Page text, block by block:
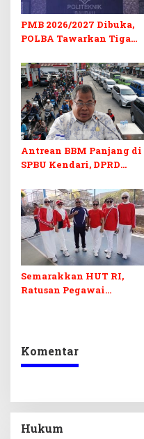
PMB 2026/2027 Dibuka,
POLBA Tawarkan Tiga
Kuliah Gratis
Antrean BBM Panjang di
SPBU Kendari, DPRD
Barcode Curang
Semarakkan HUT RI,
Ratusan Pegawai
Komentar
Hukum